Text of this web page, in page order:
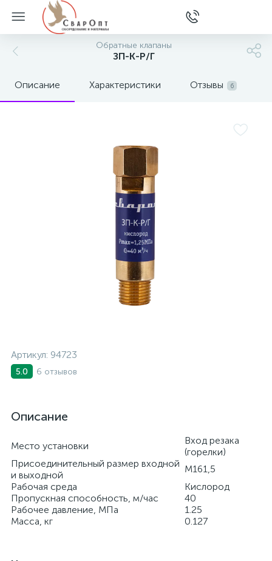
Обратные клапаны
ЗП-К-Р/Г
Описание Характеристики Отзывы 6
Артикул: 94723
5.0 6 отзывов
Описание
Место установки
Вход резака
(горелки)
Присоединительный размер входной
и выходной
М161,5
Рабочая среда
Кислород
Пропускная способность, м/час
40
Рабочее давление, МПа
1.25
Масса, кг
0.127